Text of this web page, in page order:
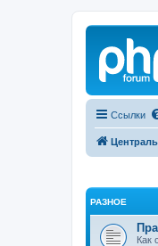
Ссылки
РАЗНОЕ
Как